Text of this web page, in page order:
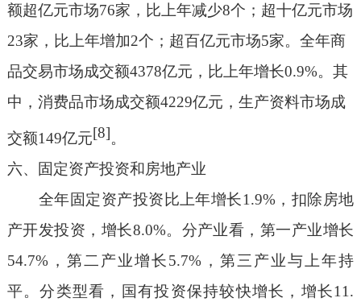
额超亿元市场76家，比上年减少8个；超十亿元市场
23家，比上年增加2个；超百亿元市场5家。全年商
品交易市场成交额4378亿元，比上年增长0.9%。其
中，消费品市场成交额4229亿元，生产资料市场成
交额149亿元[8]。
六、固定资产投资和房地产业
全年固定资产投资比上年增长1.9%，扣除房地
产开发投资，增长8.0%。 分产业看， 第一产业增长
54.7%，第二产业增长5.7% ，第三产业与上年持
平。分类型看，国有投资保持较快增长，增长11.